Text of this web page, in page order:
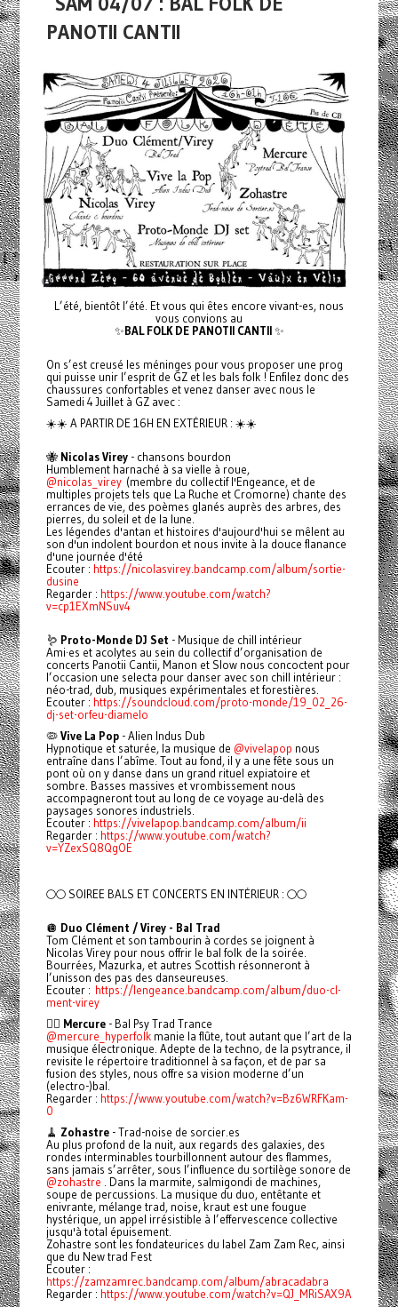
PANOTII CANTII
L’été, bientôt l’été. Et vous qui êtes encore vivant-es, nous
vous convions au
✨BAL FOLK DE PANOTII CANTII✨
On s’est creusé les méninges pour vous proposer une prog
qui puisse unir l’esprit de GZ et les bals folk ! Enfilez donc des
chaussures confortables et venez danser avec nous le
Samedi 4 Juillet à GZ avec :
☀️☀️ A PARTIR DE 16H EN EXTÉRIEUR : ☀️☀️
🐝Nicolas Virey- chansons bourdon
Humblement harnaché à sa vielle à roue,
@nicolas_virey(membre du collectif l'Engeance, et de
multiples projets tels que La Ruche et Cromorne) chante des
errances de vie, des poèmes glanés auprès des arbres, des
pierres, du soleil et de la lune.
Les légendes d'antan et histoires d'aujourd'hui se mêlent au
son d'un indolent bourdon et nous invite à la douce flanance
d'une journée d'été
Ecouter : https://nicolasvirey.bandcamp.com/album/sortie-
dusine
Regarder : https://www.youtube.com/watch?
v=cp1EXmNSuv4
🪱 Proto-Monde DJ Set - Musique de chill intérieur
Ami·es et acolytes au sein du collectif d’organisation de
concerts Panotii Cantii, Manon et Slow nous concoctent pour
l’occasion une selecta pour danser avec son chill intérieur :
néo-trad, dub, musiques expérimentales et forestières.
Ecouter : https://soundcloud.com/proto-monde/19_02_26-
dj-set-orfeu-diamelo
🦠Vive La Pop- Alien Indus Dub
Hypnotique et saturée, la musique de @vivelapop nous
entraîne dans l’abîme. Tout au fond, il y a une fête sous un
pont où on y danse dans un grand rituel expiatoire et
sombre. Basses massives et vrombissement nous
accompagneront tout au long de ce voyage au-delà des
paysages sonores industriels.
Ecouter : https://vivelapop.bandcamp.com/album/ii
Regarder : https://www.youtube.com/watch?
v=YZexSQ8QgOE
🌕🌕 SOIREE BALS ET CONCERTS EN INTÉRIEUR : 🌕🌕
🪩 Duo Clément / Virey - Bal Trad
Tom Clément et son tambourin à cordes se joignent à
Nicolas Virey pour nous offrir le bal folk de la soirée.
Bourrées, Mazurka, et autres Scottish résonneront à
l’unisson des pas des danseureuses.
Ecouter : https://lengeance.bandcamp.com/album/duo-cl-
ment-virey
🧚‍♂️ Mercure- Bal Psy Trad Trance
@mercure_hyperfolkmanie la flûte, tout autant que l’art de la
musique électronique. Adepte de la techno, de la psytrance, il
revisite le répertoire traditionnel à sa façon, et de par sa
fusion des styles, nous offre sa vision moderne d’un
(electro-)bal.
Regarder : https://www.youtube.com/watch?v=Bz6WRFKam-
0
🧹 Zohastre- Trad-noise de sorcier.es
Au plus profond de la nuit, aux regards des galaxies, des
rondes interminables tourbillonnent autour des flammes,
sans jamais s’arrêter, sous l’influence du sortilège sonore de
@zohastre . Dans la marmite, salmigondi de machines,
soupe de percussions. La musique du duo, entêtante et
enivrante, mélange trad, noise, kraut est une fougue
hystérique, un appel irrésistible à l’effervescence collective
jusqu'à total épuisement.
Zohastre sont les fondateurices du label Zam Zam Rec, ainsi
que du New trad Fest
Ecouter :
https://zamzamrec.bandcamp.com/album/abracadabra
Regarder : https://www.youtube.com/watch?v=QJ_MRiSAX9A